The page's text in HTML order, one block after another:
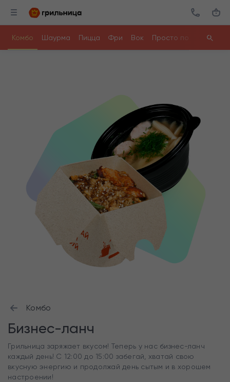
Комбо Шаурма Пицца Фри Вок Просто поесть
Комбо
Бизнес-ланч
Грильница заряжает вкусом! Теперь у нас бизнес-ланч
каждый день! С 12:00 до 15:00 забегай, хватай свою
вкусную энергию и продолжай день сытым и в хорошем
настроении!